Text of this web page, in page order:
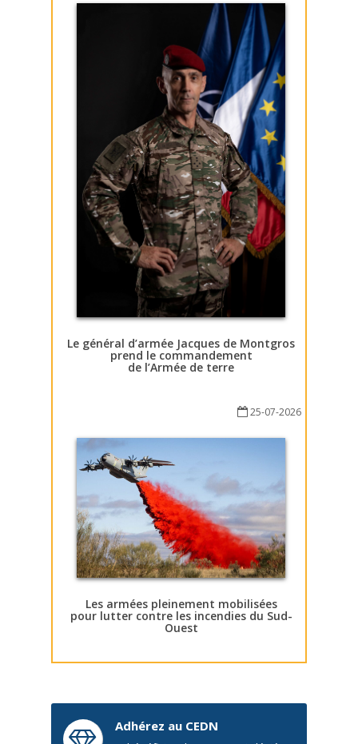
Le général d’armée Jacques de Montgros
prend le commandement
de l’Armée de terre
25-07-2026
Les armées pleinement mobilisées
pour lutter contre les incendies du Sud-
Ouest
Adhérez au CEDN